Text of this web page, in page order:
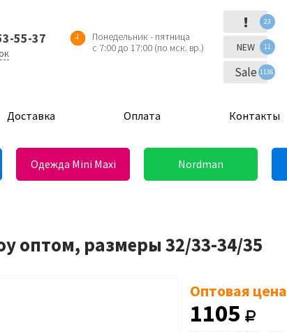
55-37
Понедельник - пятница
с 7:00 до 17:00 (по мск. вр.)
! 23
NEW 11
Sale 1136
Доставка Оплата Контакты
Одежда Mini Maxi Nordman
оптом, размеры 32/33-34/35
Оптовая цена
1105